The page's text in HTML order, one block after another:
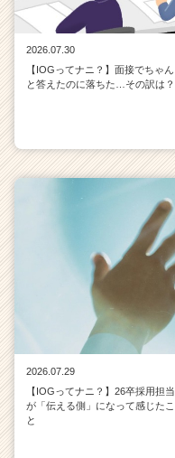
2026.07.30
【IOGってナニ？】面接でちゃん
と答えたのに落ちた…その訳は？
2026.07.29
【IOGってナニ？】26卒採用担当
が「伝える側」になって感じたこ
と